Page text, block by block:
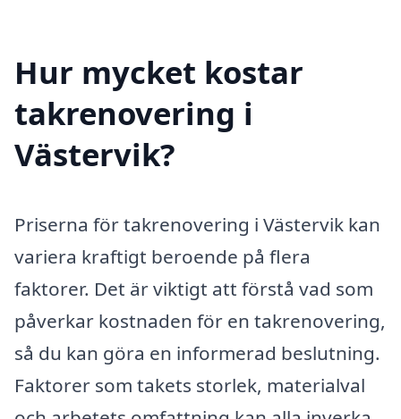
Hur mycket kostar
takrenovering i
Västervik?
Priserna för takrenovering i Västervik kan
variera kraftigt beroende på flera
faktorer. Det är viktigt att förstå vad som
påverkar kostnaden för en takrenovering,
så du kan göra en informerad beslutning.
Faktorer som takets storlek, materialval